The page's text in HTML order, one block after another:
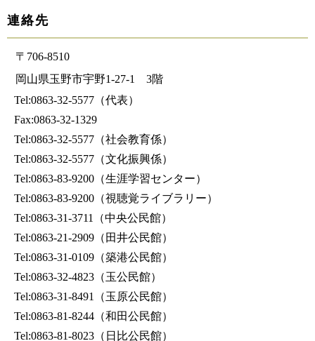
連絡先
〒706-8510
岡山県玉野市宇野1-27-1 3階
Tel:0863-32-5577（代表）
Fax:0863-32-1329
Tel:0863-32-5577 （社会教育係）
Tel:0863-32-5577 （文化振興係）
Tel:0863-83-9200 （生涯学習センター）
Tel:0863-83-9200 （視聴覚ライブラリー）
Tel:0863-31-3711
（中央公民館）
Tel:0863-21-2909 （田井公民館）
Tel:0863-31-0109 （築港公民館）
Tel:0863-32-4823 （玉公民館）
Tel:0863-31-8491
（玉原公民館）
Tel:0863-81-8244 （和田公民館）
Tel:0863-81-8023 （日比公民館）